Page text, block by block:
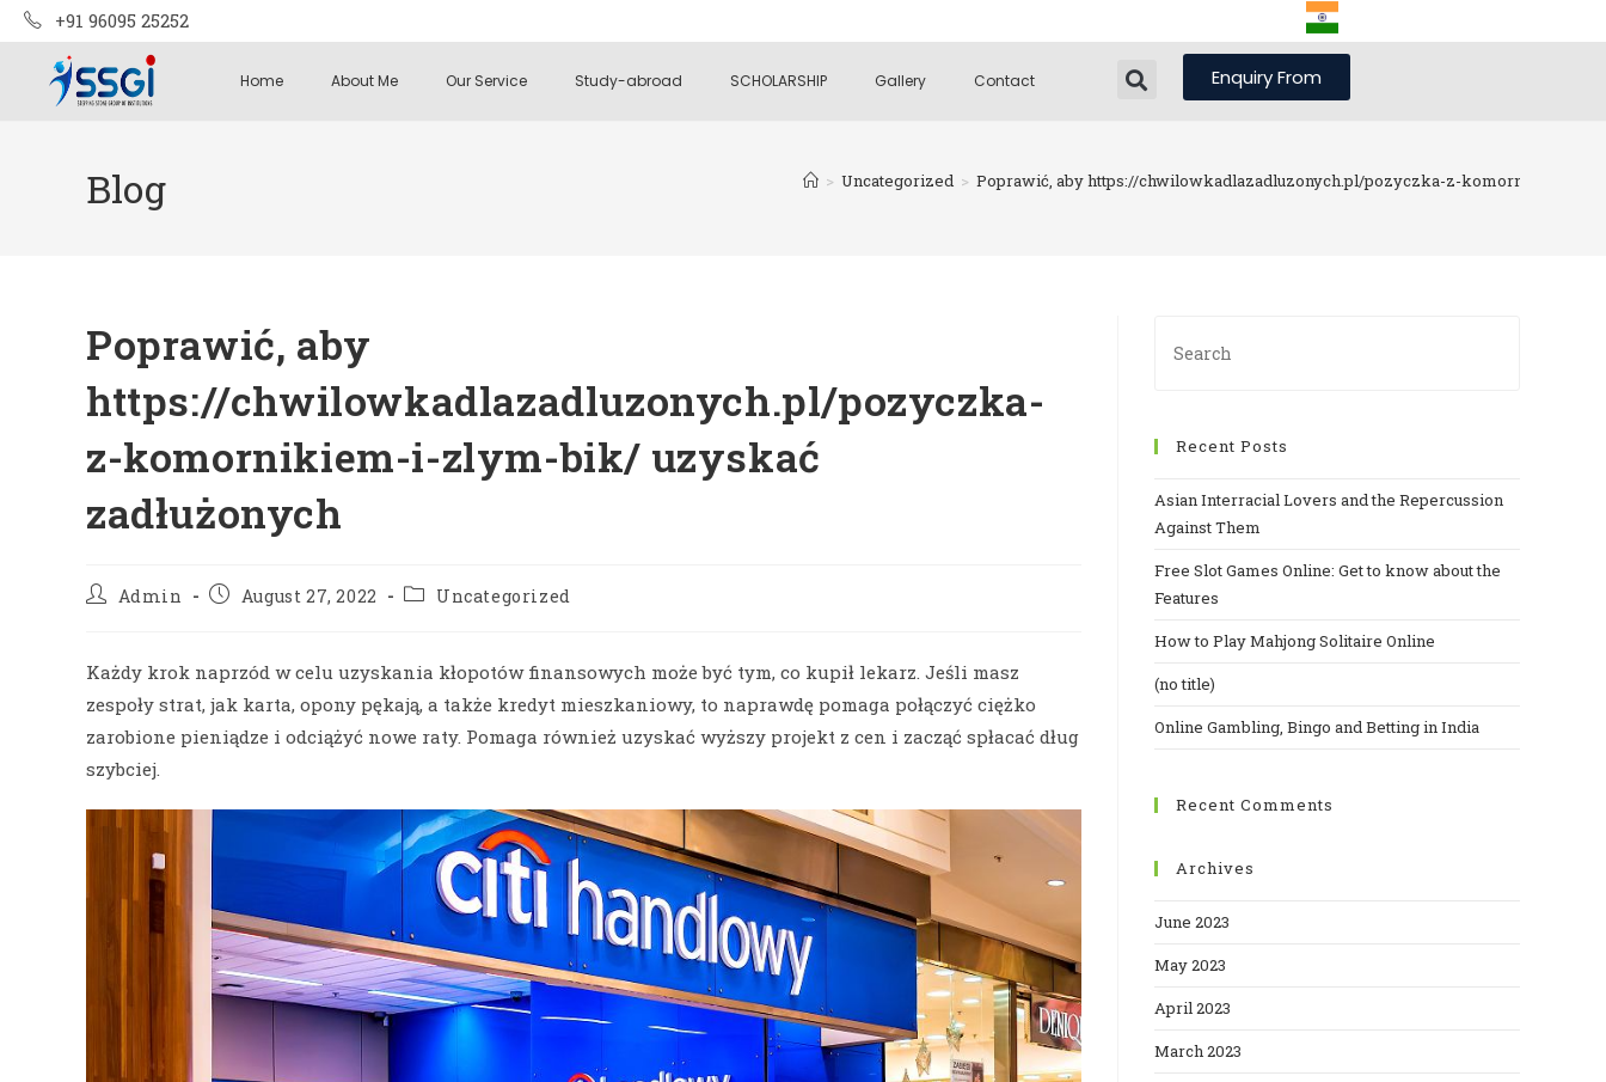
+91 96095 25252
Home About Me Our Service Study-abroad SCHOLARSHIP Gallery Contact Enquiry From
Blog > Uncategorized > Poprawić, aby https://chwilowkadlazadluzonych.pl/pozyczka-z-komornikiem-i-
Poprawić, aby
https://chwilowkadlazadluzonych.pl/pozyczka-
z-komornikiem-i-zlym-bik/ uzyskać
zadłużonych
Admin August 27, 2022 Uncategorized
Każdy krok naprzód w celu uzyskania kłopotów finansowych może być tym, co kupił lekarz. Jeśli masz
zespoły strat, jak karta, opony pękają, a także kredyt mieszkaniowy, to naprawdę pomaga połączyć ciężko
zarobione pieniądze i odciążyć nowe raty. Pomaga również uzyskać wyższy projekt z cen i zacząć spłacać dług
szybciej.
Recent Posts
Asian Interracial Lovers and the Repercussion
Against Them
Free Slot Games Online: Get to know about the
Features
How to Play Mahjong Solitaire Online
(no title)
Online Gambling, Bingo and Betting in India
Recent Comments
Archives
June 2023
May 2023
April 2023
March 2023